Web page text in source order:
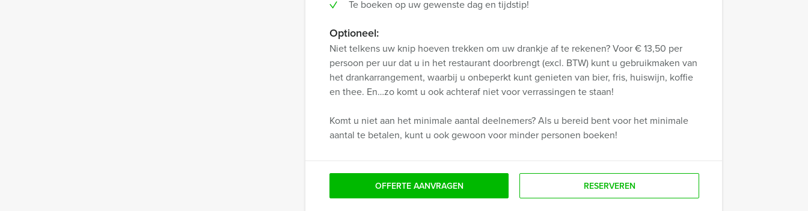
Te boeken op uw gewenste dag en tijdstip!
Optioneel:
Niet telkens uw knip hoeven trekken om uw drankje af te rekenen? Voor € 13,50 per
persoon per uur dat u in het restaurant doorbrengt (excl. BTW) kunt u gebruikmaken van
het drankarrangement, waarbij u onbeperkt kunt genieten van bier, fris, huiswijn, koffie
en thee. En…zo komt u ook achteraf niet voor verrassingen te staan!
Komt u niet aan het minimale aantal deelnemers? Als u bereid bent voor het minimale
aantal te betalen, kunt u ook gewoon voor minder personen boeken!
OFFERTE AANVRAGEN RESERVEREN